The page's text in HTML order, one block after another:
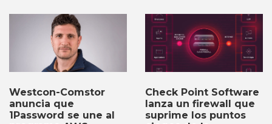
Westcon-Comstor
anuncia que
1Password se une al
Check Point Software
lanza un firewall que
suprime los puntos